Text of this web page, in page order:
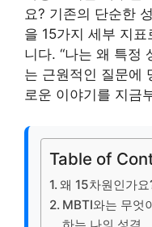
요? 기존의 단순한
을 15가지 세부 지
니다. “나는 왜 특정
는 근원적인 질문에
로운 이야기를 지금
Table of
왜 15차원인가요
MBTI와는 무엇
하는 나의 성격